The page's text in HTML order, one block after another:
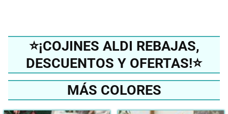
⭐¡COJINES ALDI REBAJAS,
DESCUENTOS Y OFERTAS!⭐
MÁS COLORES